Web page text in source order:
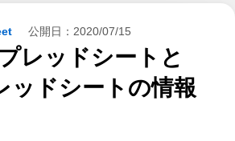
公開日： 2020/07/15
レッドシートと
ッドシートの情報